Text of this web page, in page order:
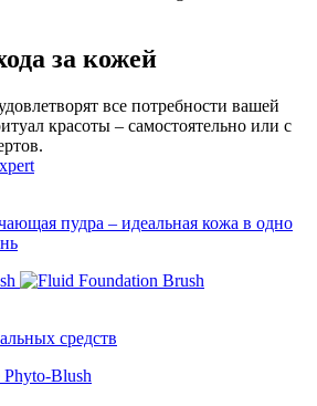
за кожей
все потребности вашей
красоты – самостоятельно или с
пудра – идеальная кожа в одно
средств